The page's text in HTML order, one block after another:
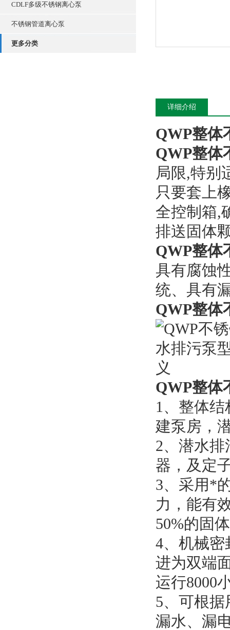
CDLF多级不锈钢离心泵
不锈钢管道离心泵
更多分类
详细介绍
QWP整体
QWP整体
局限,特别
只要套上
全控制箱,
排送固体
QWP整体
具有腐蚀
统、具有
QWP整体
QWP整体
1、整体
建泵房，
2、潜水
器，及定
3、采用*
力，能有
50%的固
4、机械
进为双端
运行8000
5、可根
漏水、漏